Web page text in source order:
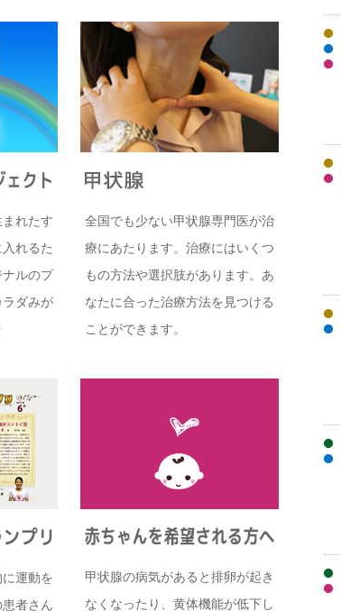
れたす
れるた
ルのプ
ダみが
全国でも少ない甲状腺専門医が治
療にあたります。治療にはいくつ
もの方法や選択肢があります。あ
なたに合った治療方法を見つける
ことができます。
運動を
者さん
甲状腺の病気があると排卵が起き
なくなったり、黄体機能が低下し